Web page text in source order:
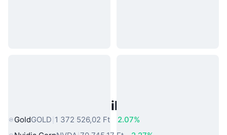
Népszerű Való Világbeli Eszközök
GoldGOLD 1 372 526,02 Ft
2.07%